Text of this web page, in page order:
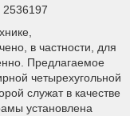
2536197
в частности, для
Предлагаемое
четырехугольной
служат в качестве
установлена